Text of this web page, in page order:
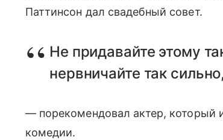
Паттинсон дал свадебный совет.
Не придавайте этому
нервничайте так сильно,
— порекомендовал актер, который
комедии.